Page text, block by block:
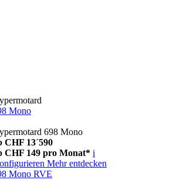
Mono
698 Mono
CHF 13´590
CHF 149 pro Monat* i
Mehr entdecken
Mono RVE